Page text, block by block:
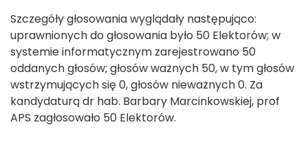
Szczegóły głosowania wyglądały następująco:
uprawnionych do głosowania było 50 Elektorów; w
systemie informatycznym zarejestrowano 50
oddanych głosów; głosów ważnych 50, w tym głosów
wstrzymujących się 0, głosów nieważnych 0. Za
kandydaturą dr hab. Barbary Marcinkowskiej, prof
APS zagłosowało 50 Elektorów.